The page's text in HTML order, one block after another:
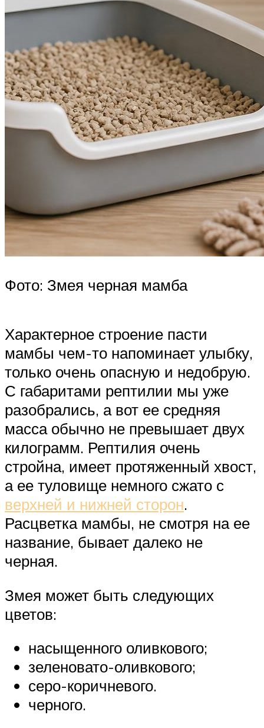
Фото: Змея черная мамба
Характерное строение пасти
мамбы чем-то напоминает улыбку,
только очень опасную и недобрую.
С габаритами рептилии мы уже
разобрались, а вот ее средняя
масса обычно не превышает двух
килограмм. Рептилия очень
стройна, имеет протяженный хвост,
а ее туловище немного сжато с
верхней и нижней сторон.
Расцветка мамбы, не смотря на ее
название, бывает далеко не
черная.
Змея может быть следующих
цветов:
насыщенного оливкового;
зеленовато-оливкового;
серо-коричневого.
черного.